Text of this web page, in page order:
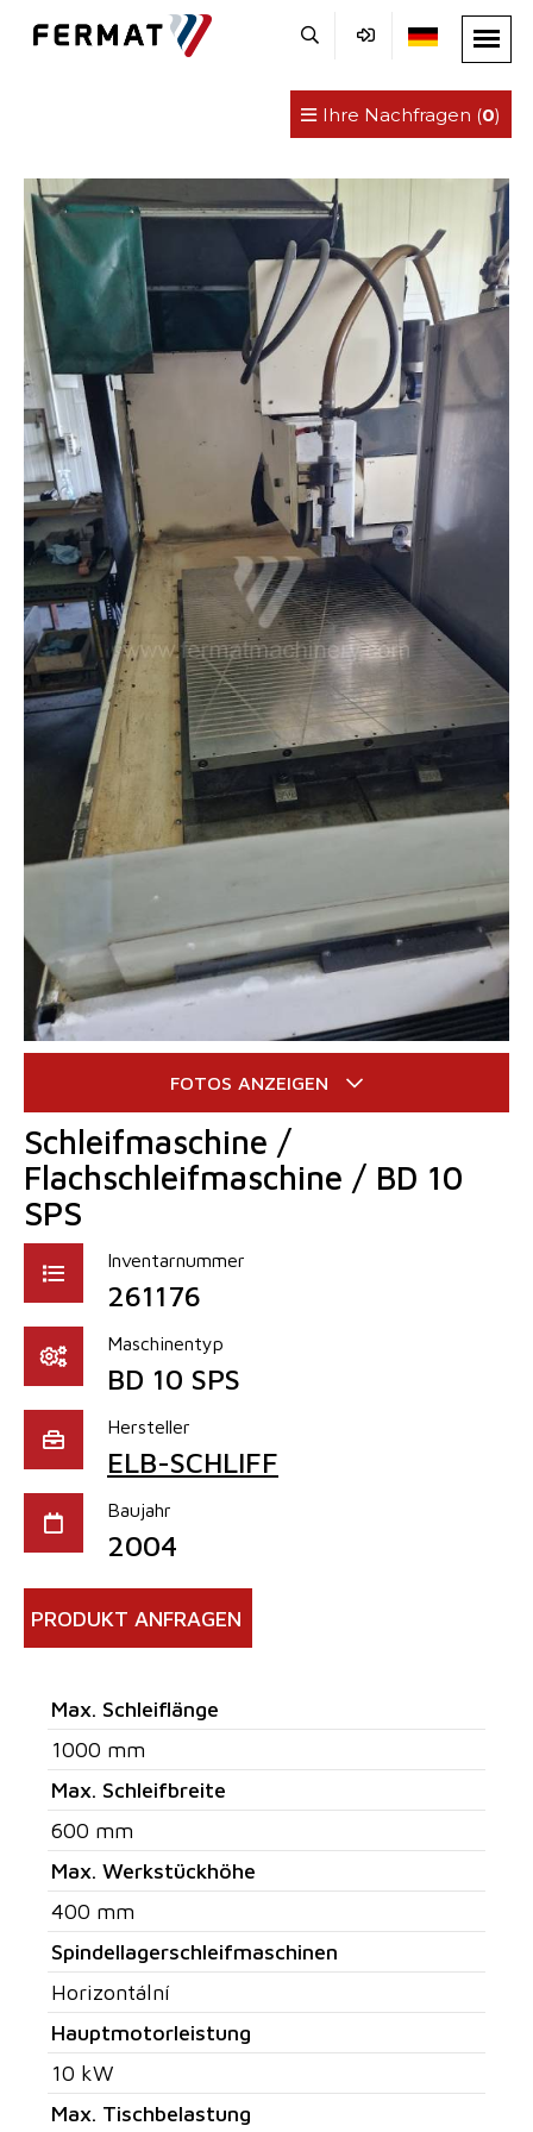
Ihre Nachfragen (0)
Schleifmaschine /
Flachschleifmaschine / BD 10
SPS
Inventarnummer
261176
Maschinentyp
BD 10 SPS
Hersteller
ELB-SCHLIFF
Baujahr
2004
PRODUKT ANFRAGEN
Max. Schleiflänge
1000 mm
Max. Schleifbreite
600 mm
Max. Werkstückhöhe
400 mm
Spindellagerschleifmaschinen
Horizontální
Hauptmotorleistung
10 kW
Max. Tischbelastung